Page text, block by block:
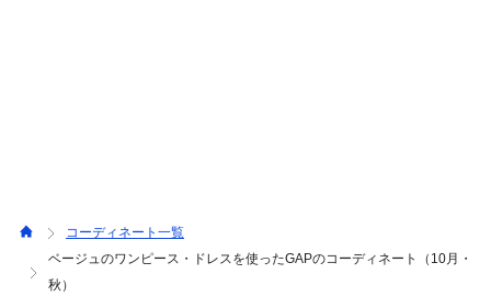
コーディネート一覧
ベージュのワンピース・ドレスを使ったGAPのコーディネート（10月・
秋）